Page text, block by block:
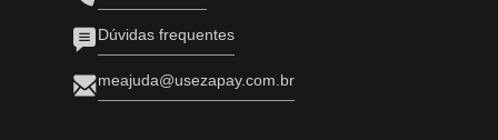
Dúvidas frequentes
meajuda@usezapay.com.br